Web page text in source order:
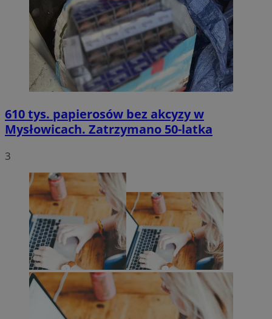
610 tys. papierosów bez akcyzy w
Mysłowicach. Zatrzymano 50-latka
3